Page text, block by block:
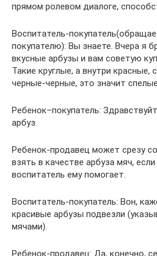
прямом ролевом диалоге,
Воспитатель-
покупателю): Вы знаете. Вчера я
вкусные арбузы и вам советую
Такие круглые, а внутри красные,
черные-черные, это значит
Ребенок–покупатель:
арбуз.
Ребенок-продавец может срезу
взять в качестве арбуза мяч,
воспитатель ему помогает.
Воспитатель-покупатель: Вон,
красивые арбузы подвезли
мячами).
Ребенок-продавец: Да, конечно,